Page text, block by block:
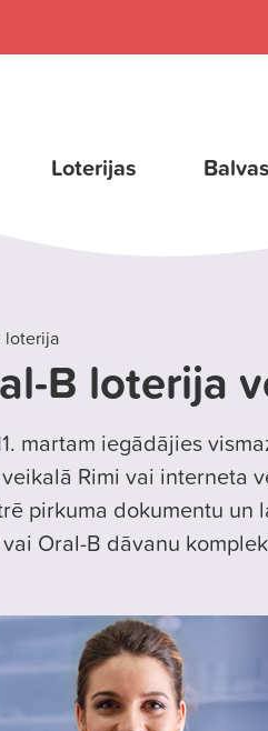
Loterijas Balvas
loterija
B loterija
martam iegādājies
Rimi vai interneta
pirkuma dokumentu un
Oral-B dāvanu